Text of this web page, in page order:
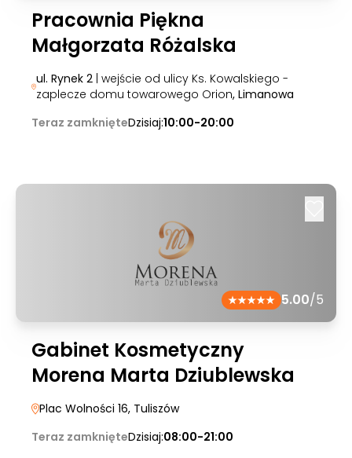
Pracownia Piękna
Małgorzata Różalska
ul. Rynek 2| wejście od ulicy Ks. Kowalskiego -
zaplecze domu towarowego Orion, Limanowa
Teraz zamknięteDzisiaj:10:00-20:00
5.00/5
Gabinet Kosmetyczny
Morena Marta Dziublewska
Plac Wolności 16, Tuliszów
Teraz zamknięteDzisiaj:08:00-21:00